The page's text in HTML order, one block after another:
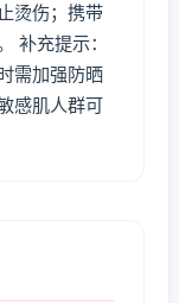
烫伤；携带
补充提示：
需加强防晒
感肌人群可